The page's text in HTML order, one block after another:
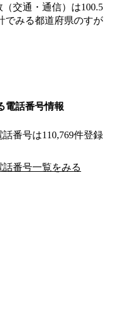
交通・通信）は100.5
でみる都道府県のすが
電話番号情報
番号は110,769件登録
番号一覧をみる